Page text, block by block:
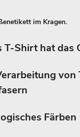
im Kragen.
T-Shirt hat das
Färben